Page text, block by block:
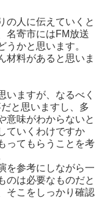
の人に伝えていくと
名寄市にはFM放送
うかと思います。
材料があると思いま
いますが、なるべく
と思いますし、多
意味がわからないと
ていくわけですか
ってもらうことを考
を参考にしながら一
のは必要なものだと
そこをしっかり確認